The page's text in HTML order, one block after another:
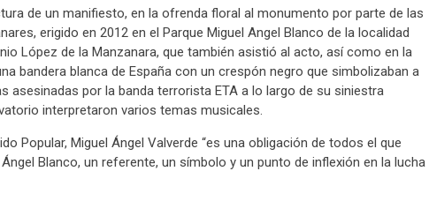
de un manifiesto, en la ofrenda floral al monumento por parte de las
erigido en 2012 en el Parque Miguel Angel Blanco de la localidad
López de la Manzanara, que también asistió al acto, así como en la
bandera blanca de España con un crespón negro que simbolizaban a
por la banda terrorista ETA a lo largo de su siniestra
interpretaron varios temas musicales.
Popular, Miguel Ángel Valverde “es una obligación de todos el que
Blanco, un referente, un símbolo y un punto de inflexión en la lucha